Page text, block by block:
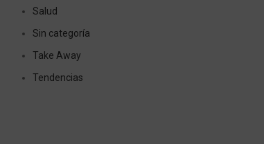
Salud
Sin categoría
Take Away
Tendencias